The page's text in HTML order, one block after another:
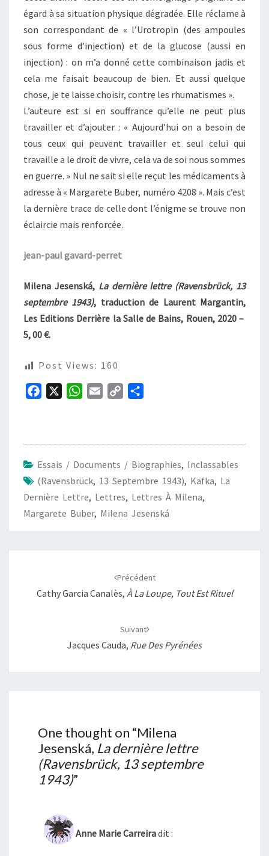
égard à sa situation physique dégradée. Elle réclame à
son correspondant de « l’Urotropin (des ampoules
sous forme d’injection) et de la glucose (aussi en
injection) : on m’a donné cette combinaison jadis et
cela me faisait beaucoup de bien. Et aussi quelque
chose, je te laisse choisir, contre les rhumatismes ».
L’auteure est si en souffrance qu’elle ne peut plus
travailler et d’ajouter : « Aujourd’hui on a besoin de
tous ceux qui peuvent travailler et seul celui qui
travaille a le droit de vivre, cela va de soi nous sommes
en guerre. » Nul ne sait si elle reçut les médicaments à
adresse à « Margarete Buber, numéro 4208 ». Mais c’est
la dernière trace de celle dont l’énigme se trouve non
éclaircie mais renforcée.
jean-paul gavard-perret
Milena Jesenská, La dernière lettre (Ravensbrück, 13
septembre 1943), traduction de Laurent Margantin,
Les Editions Derrière la Salle de Bains, Rouen, 2020 –
5, 00 €.
Post Views: 160
o
o
k
W
A
p
p
i
n
k
g
e
r
Essais / Documents / Biographies, Inclassables
(Ravensbrück, 13 Septembre 1943), Kafka, La
Dernière Lettre, Lettres, Lettres À Milena,
Margarete Buber, Milena Jesenská
Précédent
Cathy Garcia Canalès, À La Loupe, Tout Est Rituel
Suivant
Jacques Cauda, Rue Des Pyrénées
One thought on “Milena
Jesenská, La dernière lettre
(Ravensbrück, 13 septembre
1943)”
Anne Marie Carreiradit :